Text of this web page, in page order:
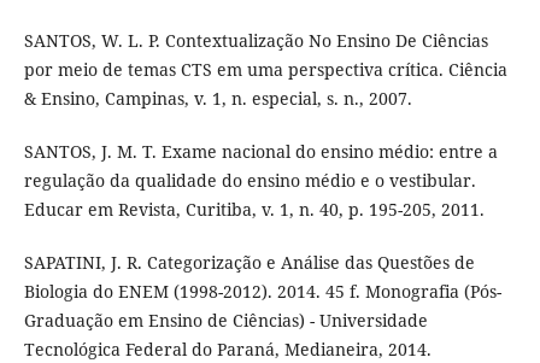
SANTOS, W. L. P. Contextualização No Ensino De Ciências
por meio de temas CTS em uma perspectiva crítica. Ciência
& Ensino, Campinas, v. 1, n. especial, s. n., 2007.
SANTOS, J. M. T. Exame nacional do ensino médio: entre a
regulação da qualidade do ensino médio e o vestibular.
Educar em Revista, Curitiba, v. 1, n. 40, p. 195-205, 2011.
SAPATINI, J. R. Categorização e Análise das Questões de
Biologia do ENEM (1998-2012). 2014. 45 f. Monografia (Pós-
Graduação em Ensino de Ciências) - Universidade
Tecnológica Federal do Paraná, Medianeira, 2014.